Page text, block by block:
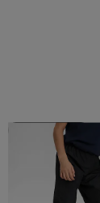
Kampanja -25%